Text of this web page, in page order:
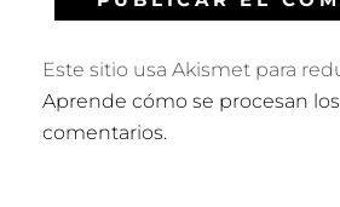
Este sitio usa Akismet para
Aprende cómo se procesan
comentarios.